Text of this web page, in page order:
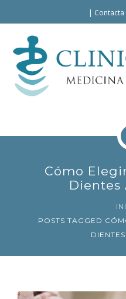
|
LA CLÍNICA
CONTACTO
Cómo
Dientes
POSTS TAGGED